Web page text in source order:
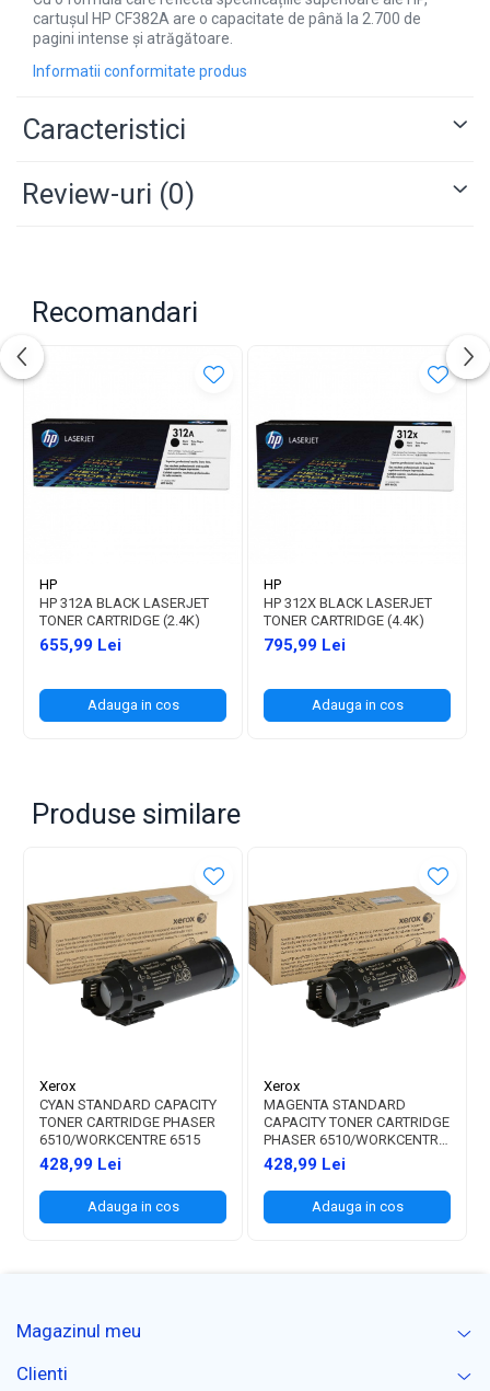
cartușul HP CF382A are o capacitate de până la 2.700 de
pagini intense și atrăgătoare.
Informatii conformitate produs
Caracteristici
Review-uri (0)
Recomandari
HP
HP 312A BLACK LASERJET
TONER CARTRIDGE (2.4K)
655,99 Lei
Adauga in cos
HP
HP 312X BLACK LASERJET
TONER CARTRIDGE (4.4K)
795,99 Lei
Adauga in cos
Produse similare
Xerox
CYAN STANDARD CAPACITY
TONER CARTRIDGE PHASER
6510/WORKCENTRE 6515
428,99 Lei
Adauga in cos
Xerox
MAGENTA STANDARD
CAPACITY TONER CARTRIDGE
PHASER 6510/WORKCENTRE
6515
428,99 Lei
Adauga in cos
Magazinul meu
Clienti